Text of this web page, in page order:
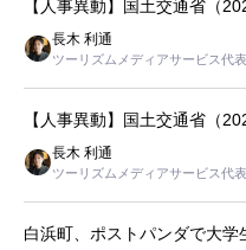
【人事異動】国土交通省（
長木 利通
ツーリズムメディアサービス代
【人事異動】国土交通省（
長木 利通
ツーリズムメディアサービス代
白浜町、ポストパンダで大学